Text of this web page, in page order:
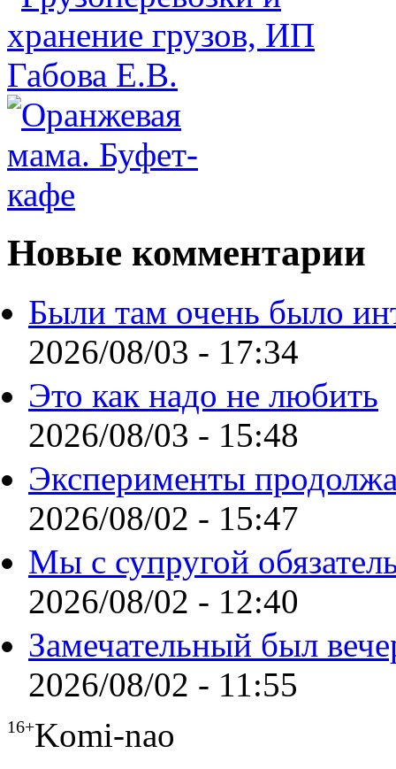
Новые комментарии
Были там очень было
2026/08/03 - 17:34
Это как надо не любить
2026/08/03 - 15:48
Эксперименты
2026/08/02 - 15:47
Мы с супругой
2026/08/02 - 12:40
Замечательный был
2026/08/02 - 11:55
16+Komi-nao